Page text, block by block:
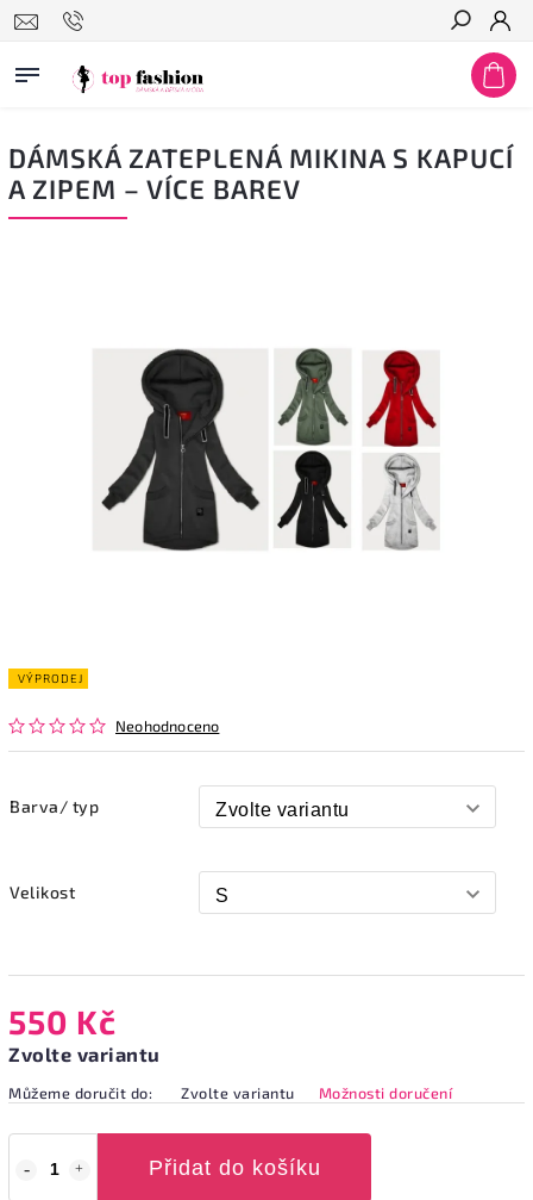
Hledat
DÁMSKÁ ZATEPLENÁ MIKINA S KAPUCÍ
A ZIPEM – VÍCE BAREV
VÝPRODEJ
Neohodnoceno
Barva/ typ
Velikost
550 Kč
Zvolte variantu
Můžeme doručit do: Zvolte variantu Možnosti doručení
Přidat do košíku